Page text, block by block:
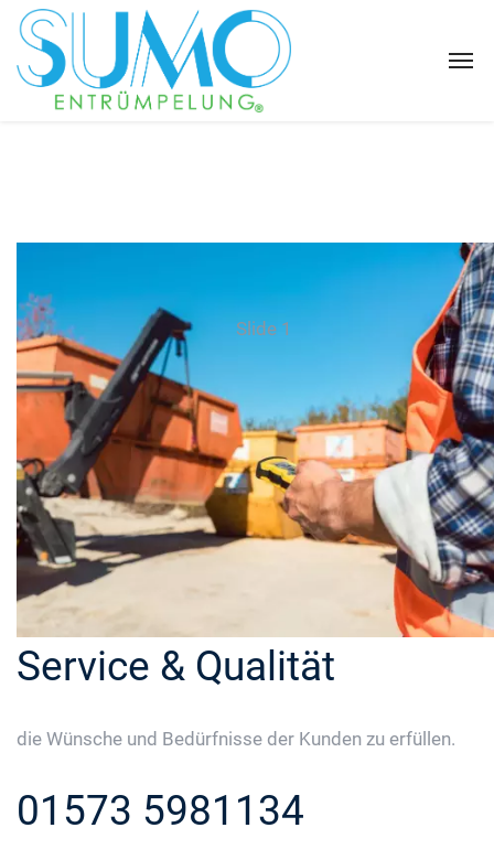
Slide 1
Service & Qualität
die Wünsche und Bedürfnisse der Kunden zu erfüllen.
01573 5981134